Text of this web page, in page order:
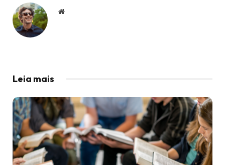
Website
Leia mais